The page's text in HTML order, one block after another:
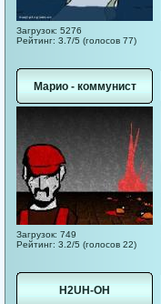
Загрузок: 5276
Рейтинг: 3.7/5 (голосов 77)
Марио - коммунист
Загрузок: 749
Рейтинг: 3.2/5 (голосов 22)
H2UH-OH